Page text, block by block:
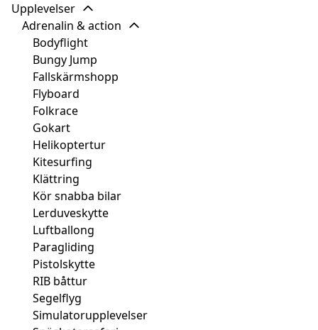
Upplevelser
Adrenalin & action
Bodyflight
Bungy Jump
Fallskärmshopp
Flyboard
Folkrace
Gokart
Helikoptertur
Kitesurfing
Klättring
Kör snabba bilar
Lerduveskytte
Luftballong
Paragliding
Pistolskytte
RIB båttur
Segelflyg
Simulatorupplevelser